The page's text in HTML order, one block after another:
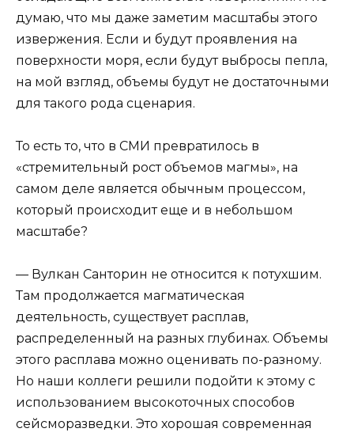
думаю, что мы даже заметим масштабы этого
извержения. Если и будут проявления на
поверхности моря, если будут выбросы пепла,
на мой взгляд, объемы будут не достаточными
для такого рода сценария.
То есть то, что в СМИ превратилось в
«стремительный рост объемов магмы», на
самом деле является обычным процессом,
который происходит еще и в небольшом
масштабе?
— Вулкан Санторин не относится к потухшим.
Там продолжается магматическая
деятельность, существует расплав,
распределенный на разных глубинах. Объемы
этого расплава можно оценивать по-разному.
Но наши коллеги решили подойти к этому с
использованием высокоточных способов
сейсморазведки. Это хорошая современная